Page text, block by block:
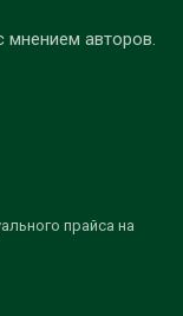
мнением авторов.
прайса на